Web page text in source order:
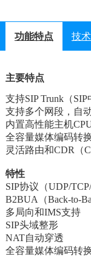
功能特点 技
主要特点
支持SIP Trunk（
支持多个网段，自
内置高性能主机
全容量媒体编码转
灵活路由和CDR（
特性
SIP协议（UDP/
B2BUA（Back-to-
多局向和IMS支持
SIP头域整形
NAT自动穿透
全容量媒体编码转